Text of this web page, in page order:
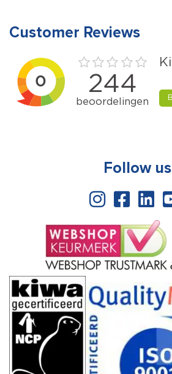
Customer Reviews
Follow us